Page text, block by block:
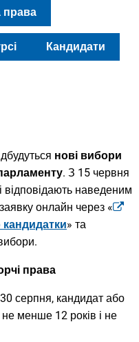
права
Кандидати
нові вибори
. З 15 червня
відповідають наведеним
онлайн через «
» та
права
серпня, кандидат або
менше 12 років і не